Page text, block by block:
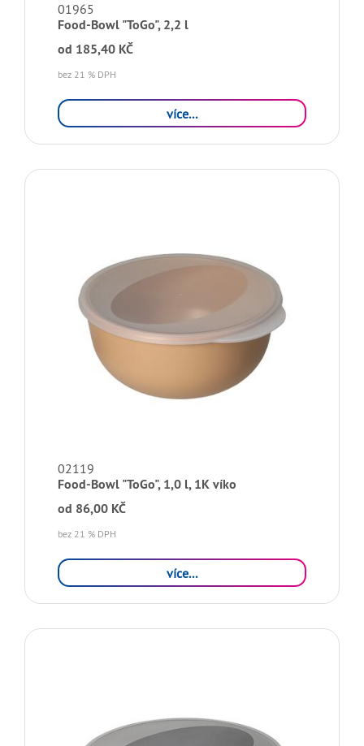
01965
Food-Bowl "ToGo", 2,2 l
od 185,40 KČ
bez 21 % DPH
více...
02119
Food-Bowl "ToGo", 1,0 l, 1K víko
od 86,00 KČ
bez 21 % DPH
více...